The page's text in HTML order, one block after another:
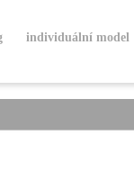
individuální model